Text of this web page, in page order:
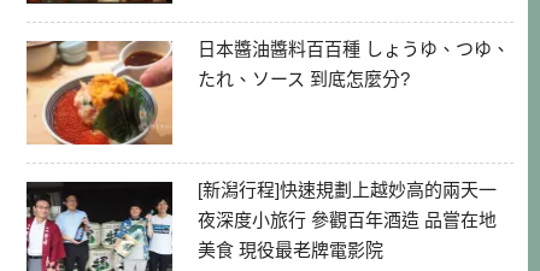
日本醬油醬料百百種 しょうゆ、つゆ、
たれ、ソース 到底怎麼分?
[新潟行程]快速規劃上越妙高的兩天一
夜深度小旅行 參觀百年酒造 品嘗在地
美食 現役最老牌電影院